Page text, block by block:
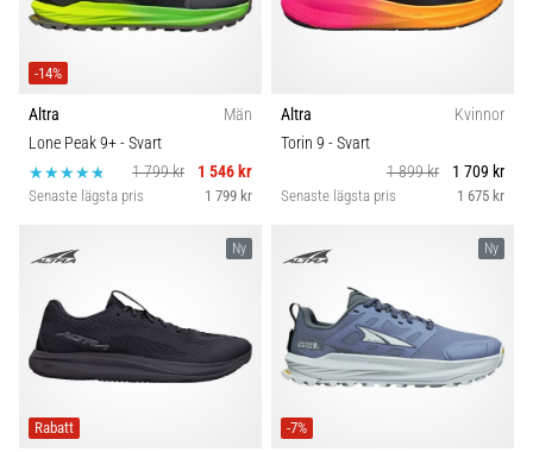
-14%
Altra
Män
Lone Peak 9+- Svart
1 799 kr
1 546 kr
Senaste lägsta pris 1 799 kr
Altra
Kvinnor
Torin 9 - Svart
1 899 kr
1 709 kr
Senaste lägsta pris 1 675 kr
Ny
Rabatt
Ny
-7%